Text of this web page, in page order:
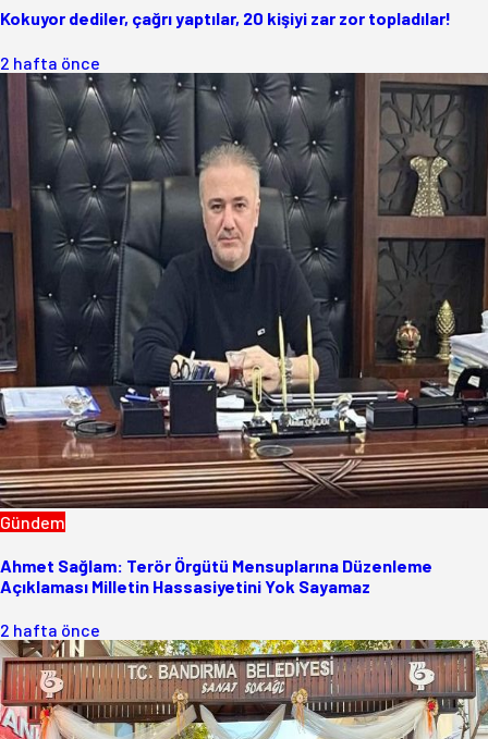
Kokuyor dediler, çağrı yaptılar, 20 kişiyi zar zor topladılar!
2 hafta önce
Gündem
Ahmet Sağlam: Terör Örgütü Mensuplarına Düzenleme
Açıklaması Milletin Hassasiyetini Yok Sayamaz
2 hafta önce